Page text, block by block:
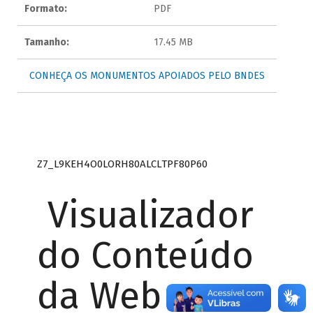
Formato: PDF
Tamanho: 17.45 MB
CONHEÇA OS MONUMENTOS APOIADOS PELO BNDES
Z7_L9KEH4O0LORH80ALCLTPF80P60
Visualizador
do Conteúdo
da Web